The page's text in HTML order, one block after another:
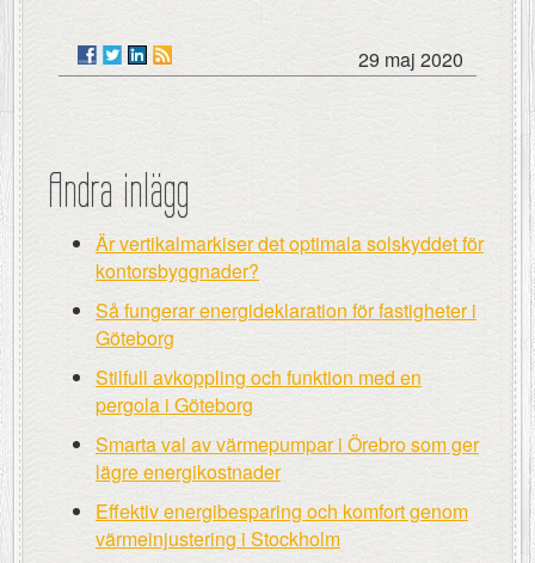
29 maj 2020
Andra inlägg
Är vertikalmarkiser det optimala solskyddet för
kontorsbyggnader?
Så fungerar energideklaration för fastigheter i
Göteborg
Stilfull avkoppling och funktion med en
pergola i Göteborg
Smarta val av värmepumpar i Örebro som ger
lägre energikostnader
Effektiv energibesparing och komfort genom
värmeinjustering i Stockholm